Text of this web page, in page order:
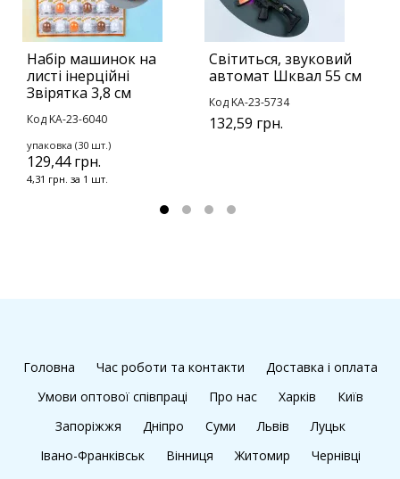
Набір машинок на
листі інерційні
Звірятка 3,8 см
Код KA-23-6040
упаковка (30 шт.)
129,44 грн.
4,31 грн. за 1 шт.
Світиться, звуковий
автомат Шквал 55 см
Код KA-23-5734
132,59 грн.
Головна Час роботи та контакти
Доставка і оплата
Умови оптової співпраці
Про нас Харків
Київ
Запоріжжя
Дніпро Суми Львів
Луцьк
Івано-Франківськ
Вінниця Житомир
Чернівці